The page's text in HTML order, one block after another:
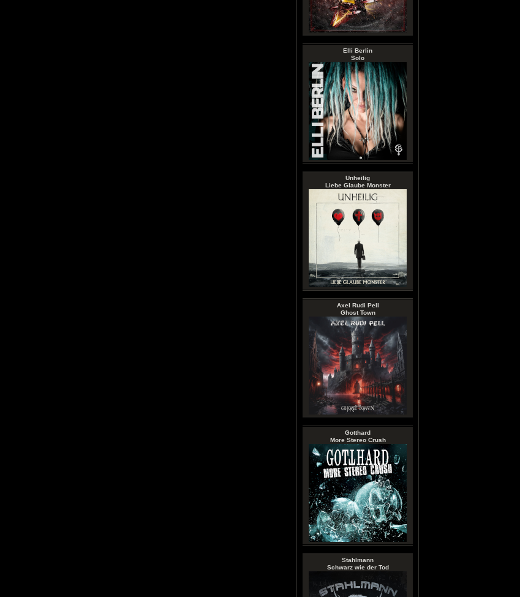
Elli Berlin
Solo
Unheilig
Liebe Glaube Monster
Axel Rudi Pell
Ghost Town
Gotthard
More Stereo Crush
Stahlmann
Schwarz wie der Tod